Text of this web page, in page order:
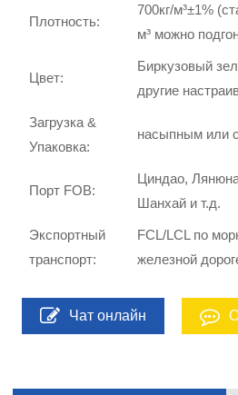
Плотность:
700кг/м³±1%
м³ можно
Цвет:
Биркузовый
другие
Загрузка &
Упаковка:
насыпным или
Порт FOB:
Циндао,
Шанхай и т.д.
Экспортный
транспорт:
FCL/LCL по
железной
Чат онлайн